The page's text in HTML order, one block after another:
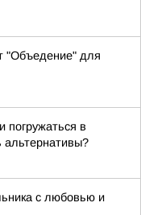
"Объедение" для
погружаться в
альтернативы?
с любовью и